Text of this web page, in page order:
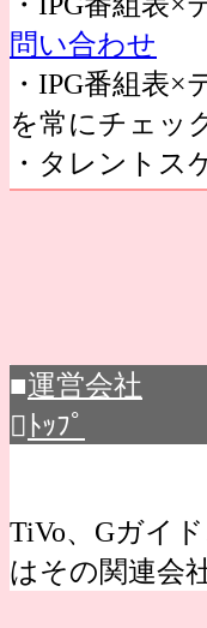
問い合わせ
・IPG番組表
を常にチェッ
・タレント
■運営会社
 ﾄｯﾌﾟ
TiVo、Gガイ
はその関連会